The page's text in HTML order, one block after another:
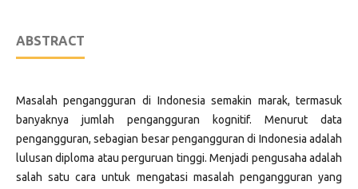
ABSTRACT
Masalah pengangguran di Indonesia semakin marak, termasuk
banyaknya jumlah pengangguran kognitif. Menurut data
pengangguran, sebagian besar pengangguran di Indonesia adalah
lulusan diploma atau perguruan tinggi. Menjadi pengusaha adalah
salah satu cara untuk mengatasi masalah pengangguran yang